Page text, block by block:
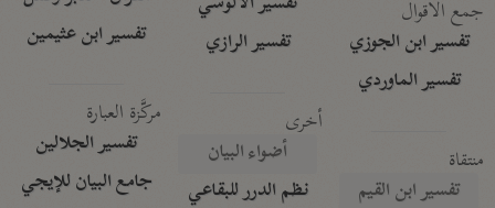
جمع الأقوال
تفسير ابن الجوزي
تفسير الماوردي
منتقاة
تفسير ابن القيم
تفسير الرازي
أخرى
أضواء البيان
نظم الدرر للبقاعي
تفسير ابن عثيمين
مركَّزة العبارة
تفسير الجلالين
جامع البيان للإيجي